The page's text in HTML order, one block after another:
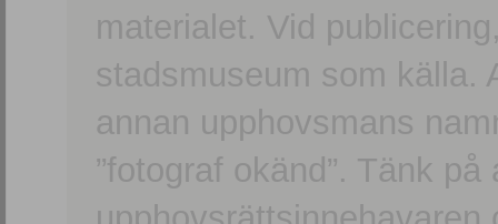
materialet. Vid
stadsmuseum som källa.
annan upphovsmans
”fotograf okänd”. Tänk